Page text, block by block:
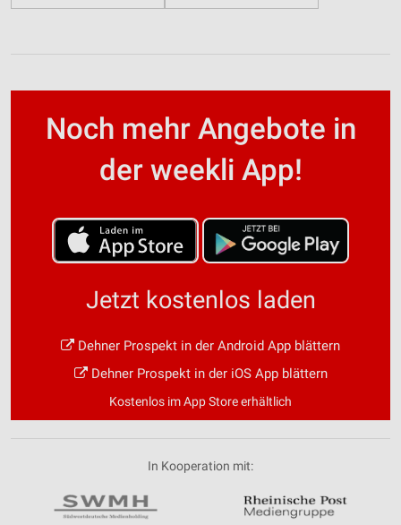
Noch mehr Angebote in
der weekli App!
Jetzt kostenlos laden
Dehner Prospekt in der Android App blättern
Dehner Prospekt in der iOS App blättern
Kostenlos im App Store erhältlich
In Kooperation mit: